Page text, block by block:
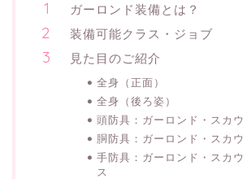
ガーロンド装備とは？
装備可能クラス・ジョブ
見た目のご紹介
全身（正面）
全身（後ろ姿）
頭防具：ガーロンド・スカ
胴防具：ガーロンド・スカ
手防具：ガーロンド・スカ
ス